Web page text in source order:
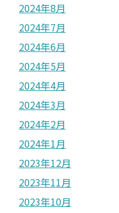
2024年8月
2024年7月
2024年6月
2024年5月
2024年4月
2024年3月
2024年2月
2024年1月
2023年12月
2023年11月
2023年10月